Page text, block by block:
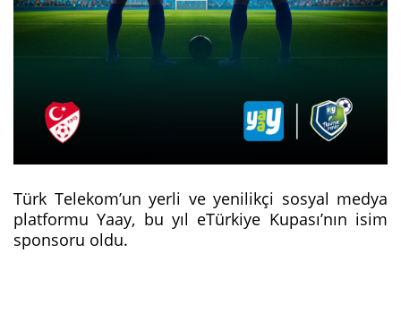
Türk Telekom’un yerli ve yenilikçi sosyal medya
platformu Yaay, bu yıl eTürkiye Kupası’nın isim
sponsoru oldu.